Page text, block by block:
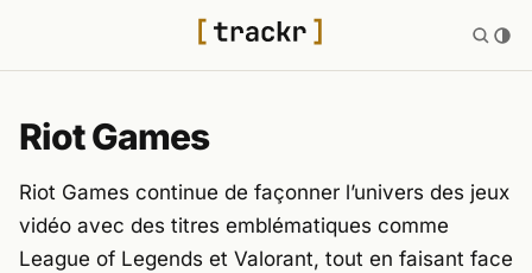
Riot Games
Riot Games continue de façonner l’univers des jeux
vidéo avec des titres emblématiques comme
League of Legends et Valorant, tout en faisant face